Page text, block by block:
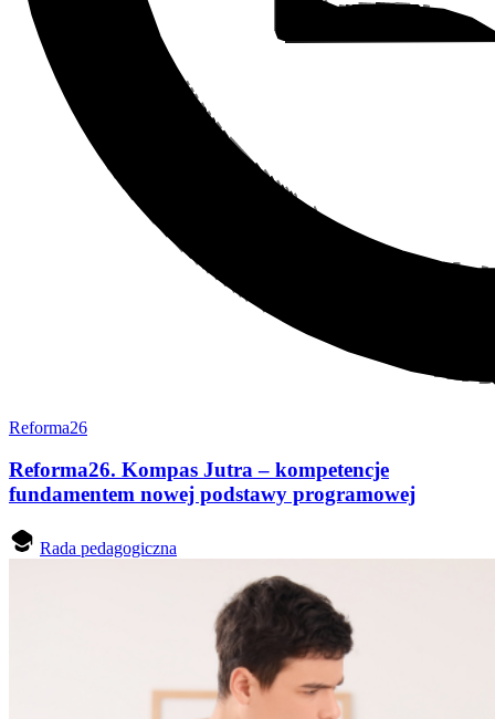
Reforma26
Reforma26. Kompas Jutra – kompetencje
fundamentem nowej podstawy programowej
Rada pedagogiczna